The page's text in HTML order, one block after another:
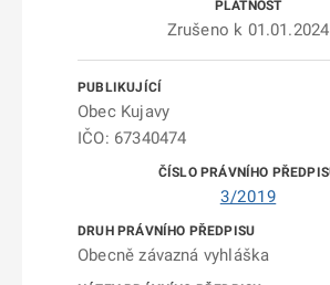
Zrušeno k 01.01.2024
Obec Kujavy
IČO: 67340474
3/2019
Obecně závazná vyhláška